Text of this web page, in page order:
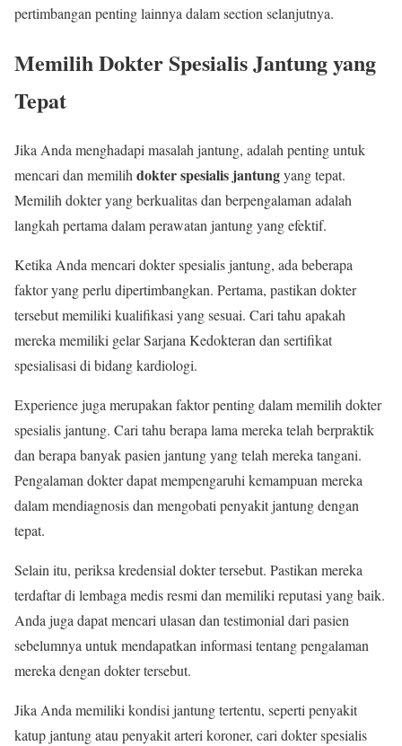
pertimbangan penting lainnya dalam section selanjutnya.
Memilih Dokter Spesialis Jantung yang
Tepat
Jika Anda menghadapi masalah jantung, adalah penting untuk
mencari dan memilihdokter spesialis jantungyang tepat.
Memilih dokter yang berkualitas dan berpengalaman adalah
langkah pertama dalam perawatan jantung yang efektif.
Ketika Anda mencari dokter spesialis jantung, ada beberapa
faktor yang perlu dipertimbangkan. Pertama, pastikan dokter
tersebut memiliki kualifikasi yang sesuai. Cari tahu apakah
mereka memiliki gelar Sarjana Kedokteran dan sertifikat
spesialisasi di bidang kardiologi.
Experience juga merupakan faktor penting dalam memilih dokter
spesialis jantung. Cari tahu berapa lama mereka telah berpraktik
dan berapa banyak pasien jantung yang telah mereka tangani.
Pengalaman dokter dapat mempengaruhi kemampuan mereka
dalam mendiagnosis dan mengobati penyakit jantung dengan
tepat.
Selain itu, periksa kredensial dokter tersebut. Pastikan mereka
terdaftar di lembaga medis resmi dan memiliki reputasi yang baik.
Anda juga dapat mencari ulasan dan testimonial dari pasien
sebelumnya untuk mendapatkan informasi tentang pengalaman
mereka dengan dokter tersebut.
Jika Anda memiliki kondisi jantung tertentu, seperti penyakit
katup jantung atau penyakit arteri koroner, cari dokter spesialis